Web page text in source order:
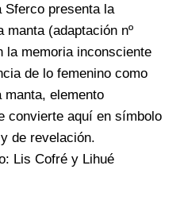
Sferco presenta la
manta (adaptación nº
la memoria inconsciente
de lo femenino como
manta, elemento
convierte aquí en símbolo
de revelación.
Lis Cofré y Lihué